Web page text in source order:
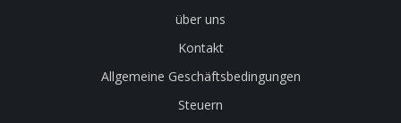
über uns
Kontakt
Allgemeine Geschäftsbedingungen
Steuern